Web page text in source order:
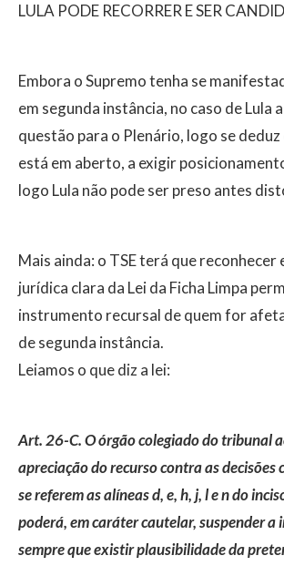
LULA PODE RECORRER E SER
Embora o Supremo tenha se
em segunda instância, no caso de Lula
questão para o Plenário, logo se deduz
está em aberto, a exigir
logo Lula não pode ser preso antes
Mais ainda: o TSE terá que reconhecer
jurídica clara da Lei da Ficha Limpa
instrumento recursal de quem for
de segunda instância.
Leiamos o que diz a lei:
Art. 26-C. O órgão colegiado do tribunal
apreciação do recurso contra as decisões
se referem as alíneas d, e, h, j, l e n do
poderá, em caráter cautelar, suspender a
sempre que existir plausibilidade da